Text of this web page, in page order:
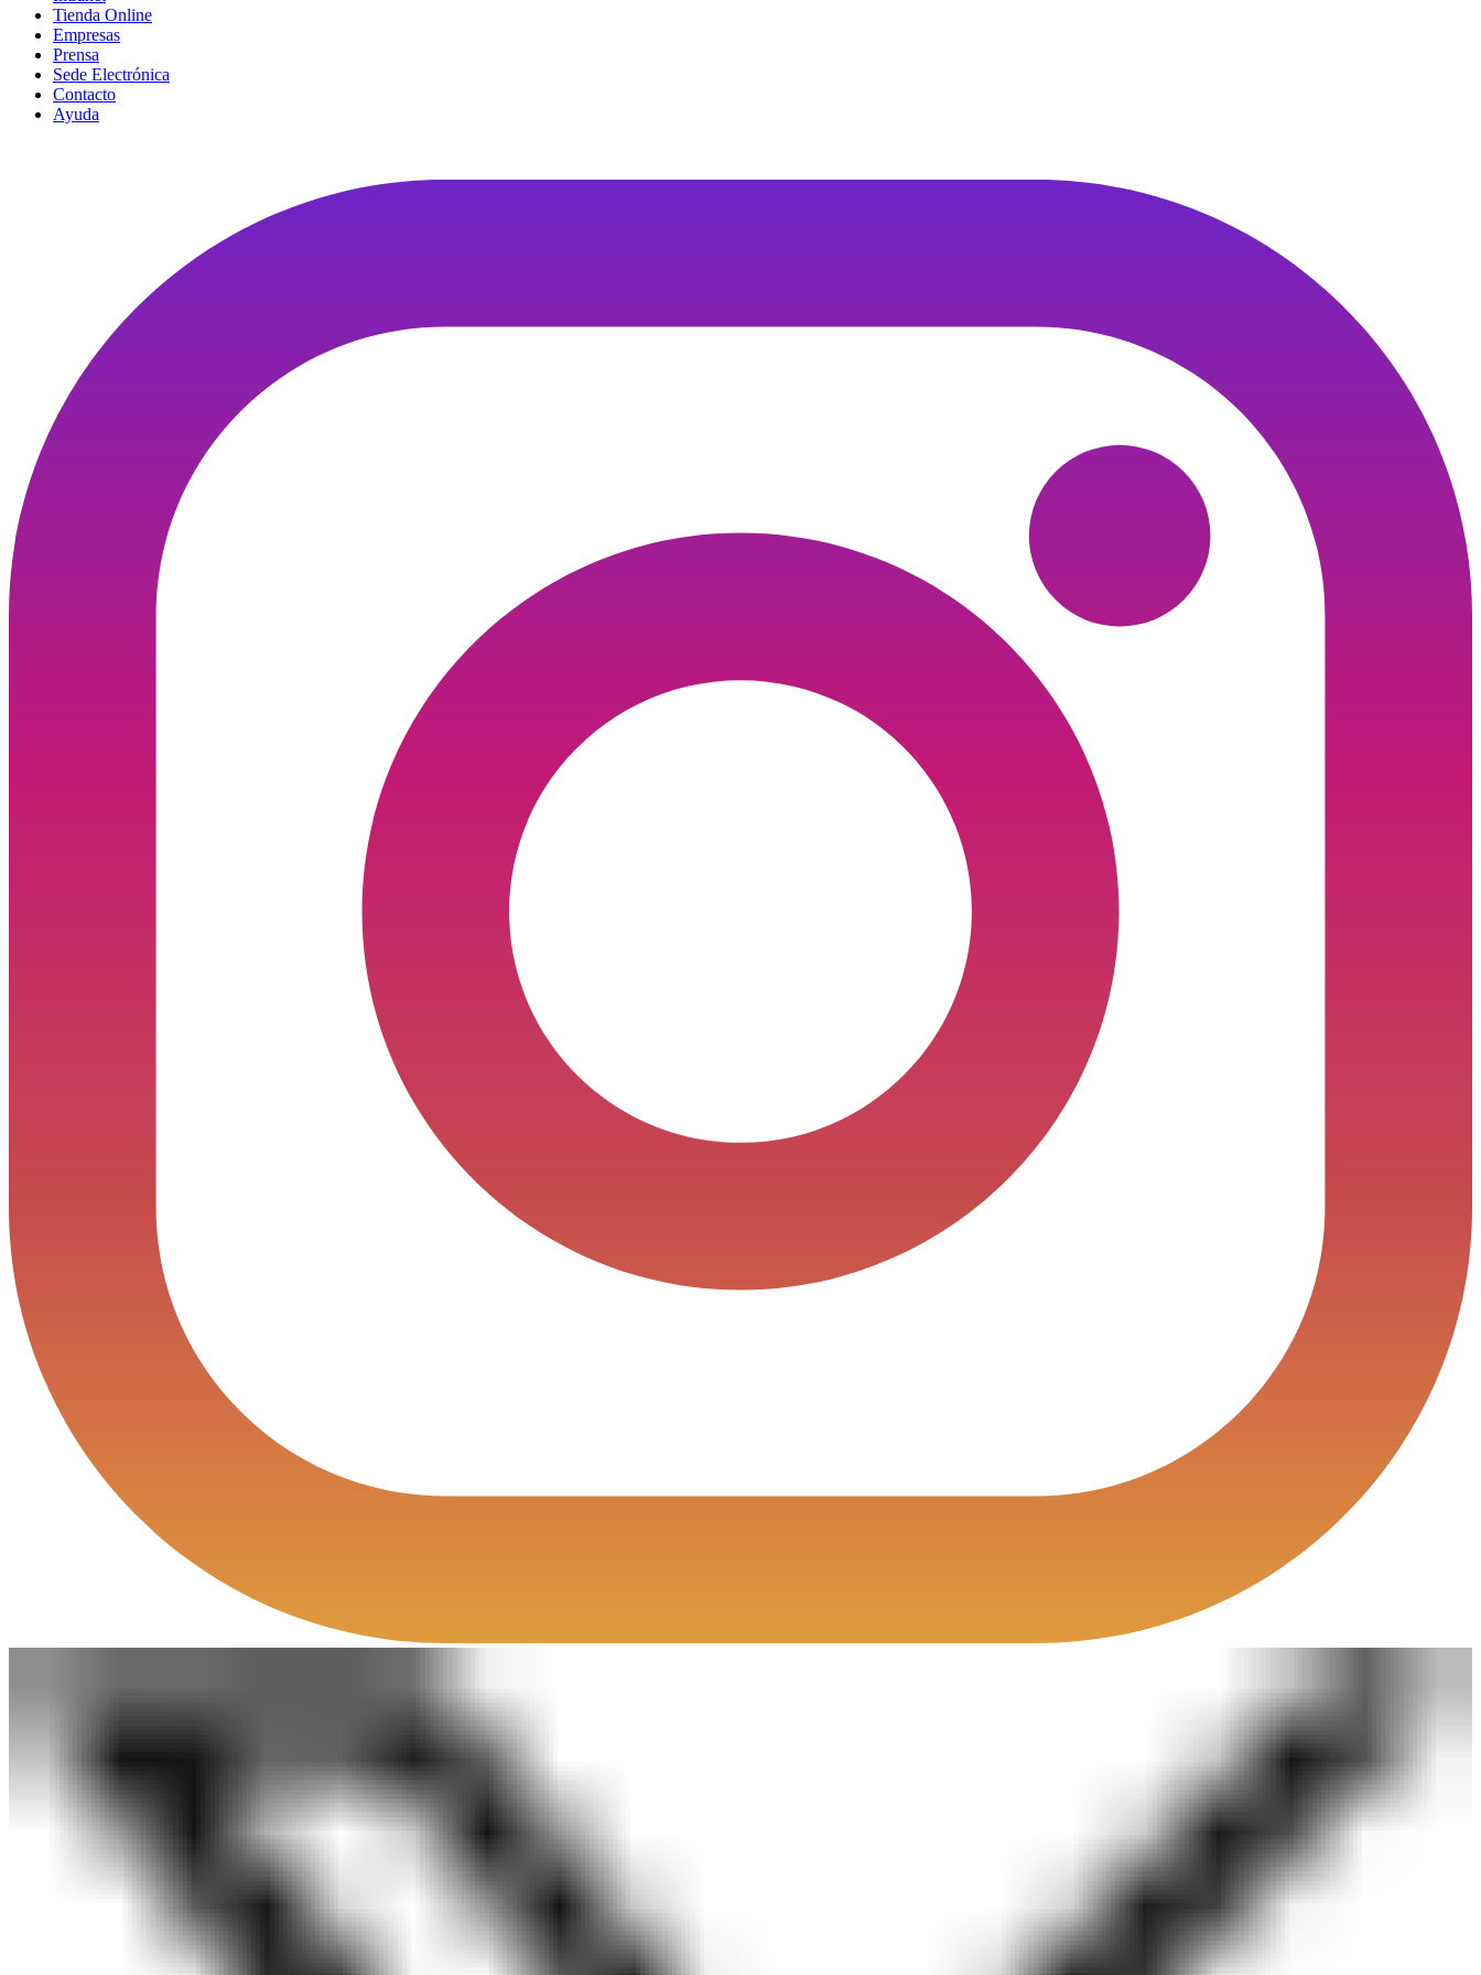
Tienda Online
Empresas
Prensa
Sede Electrónica
Contacto
Ayuda